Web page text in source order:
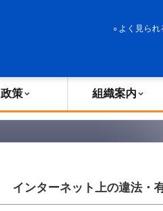
よく見られ
政策 組織案内
インターネット上の違法・